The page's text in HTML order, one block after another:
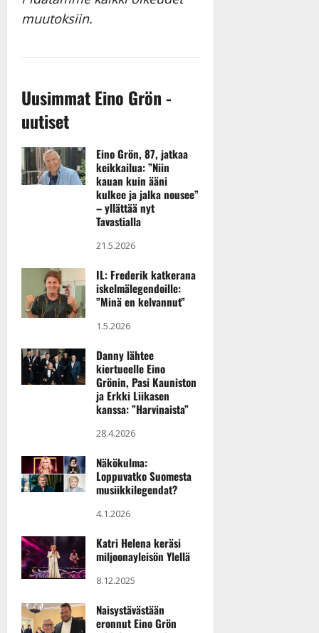
muutoksiin.
Uusimmat Eino Grön -
uutiset
Eino Grön, 87, jatkaa
keikkailua: ”Niin
kauan kuin ääni
kulkee ja jalka nousee”
– yllättää nyt
Tavastialla
21.5.2026
IL: Frederik katkerana
iskelmälegendoille:
”Minä en kelvannut”
1.5.2026
Danny lähtee
kiertueelle Eino
Grönin, Pasi Kauniston
ja Erkki Liikasen
kanssa: ”Harvinaista”
28.4.2026
Näkökulma:
Loppuvatko Suomesta
musiikkilegendat?
4.1.2026
Katri Helena keräsi
miljoonayleisön Ylellä
8.12.2025
Naisystävästään
eronnut Eino Grön